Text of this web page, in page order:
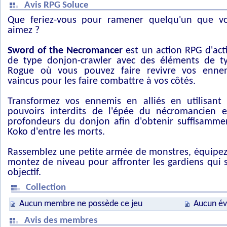
Avis RPG Soluce
Que feriez-vous pour ramener quelqu'un que
aimez ?
Sword of the Necromancer est un action RPG
de type donjon-crawler avec des éléments de
Rogue où vous pouvez faire revivre vos
vaincus pour les faire combattre à vos côtés.
Transformez vos ennemis en alliés en utilisant
pouvoirs interdits de l'épée du nécromancien
profondeurs du donjon afin d'obtenir
Koko d'entre les morts.
Rassemblez une petite armée de monstres,
montez de niveau pour affronter les gardiens qui
objectif.
Collection
Aucun membre ne possède ce jeu
Aucun
Avis des membres